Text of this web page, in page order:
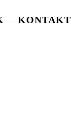
KONTAKT